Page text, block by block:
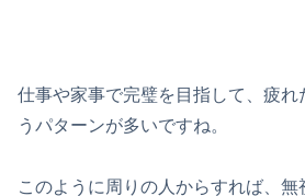
仕事や家事で完璧を目指して、疲れ
うパターンが多いですね。
このように周りの人からすれば、無